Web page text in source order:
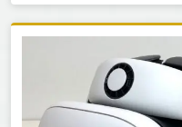
あります。
3-2. コンディション（
傷・汚れ・動作不良が
す。また、ボタンの